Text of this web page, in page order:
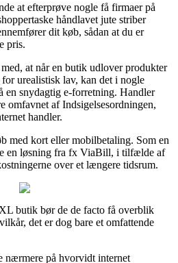
at efterprøve nogle få firmaer på
håndlavet jute striber
dit køb, sådan at du er
pris.
at når en butik udlover produkter
urealistisk lav, kan det i nogle
snydagtig e-forretning. Handler
omfavnet af Indsigelsesordningen,
handler.
med kort eller mobilbetaling. Som en
en løsning fra fx ViaBill, i tilfælde af
over et længere tidsrum.
butik bør de de facto få overblik
det er dog bare et omfattende
nærmere på hvorvidt internet